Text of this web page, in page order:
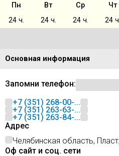
Пн Вт Ср Чт
24 ч.
24 ч. 24 ч. 24
Основная информация
Запомни телефон:
+7 (351) 268-00-...
+7 (351) 263-63-...
+7 (351) 263-84-...
Адрес
Челябинская область,
Оф сайт и соц. сети